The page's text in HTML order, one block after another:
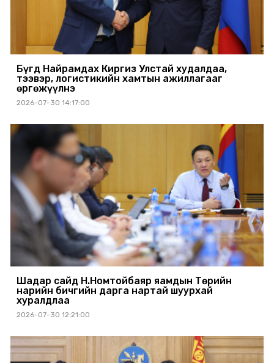
Бүгд Найрамдах Киргиз Улстай худалдаа,
тээвэр, логистикийн хамтын ажиллагааг
өргөжүүлнэ
2026-07-30 14:17:00
Шадар сайд Н.Номтойбаяр яамдын Төрийн
нарийн бичгийн дарга нартай шуурхай
хуралдлаа
2026-07-30 12:21:00